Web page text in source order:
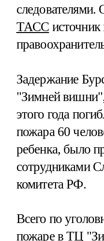
следователями.
ТАСС источник
Задержание
"Зимней
этого года
пожара 60
ребенка, было
сотрудниками
комитета РФ.
Всего по
пожаре в ТЦ